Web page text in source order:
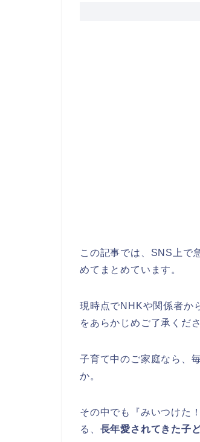
この記事では、SNS上で
めてまとめています。
現時点でNHKや関係者か
をあらかじめご了承くださ
子育て中のご家庭なら、
か。
その中でも『みいつけた
る、 長年愛されてきた子